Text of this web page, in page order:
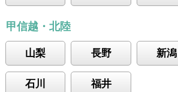
甲信越・北陸
山梨 長野 新潟
石川 福井